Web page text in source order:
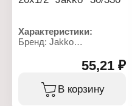
Характеристики:
Бренд: Jakko
Тип товара: Тройник
Тип: компрессионный
Диаметр присоединения:
20x1/2"
55,21 ₽
В корзину